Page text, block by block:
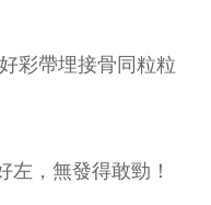
彩帶埋接骨同粒粒
，無發得敢勁！